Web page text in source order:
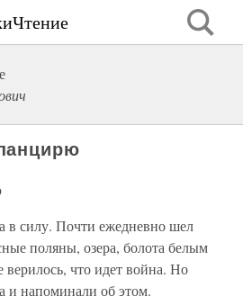
в силу. Почти ежедневно шел
поляны, озера, болота белым
что идет война. Но
и напоминали об этом.